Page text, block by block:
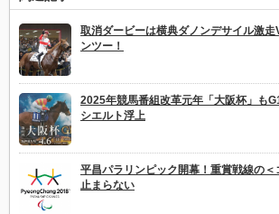
取消ダービーは横典ダノンデサイル激
ンツー！
2025年競馬番組改革元年「大阪杯」も
シエルト浮上
平昌パラリンピック開幕！重賞戦線の
止まらない